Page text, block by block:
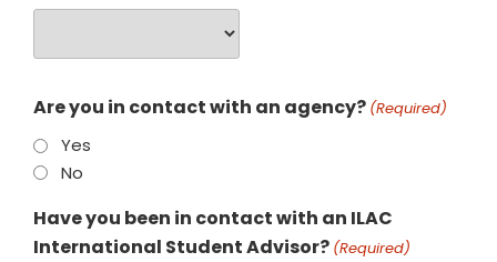
Are you in contact with an agency? (Required)
Yes
No
Have you been in contact with an ILAC
International Student Advisor? (Required)